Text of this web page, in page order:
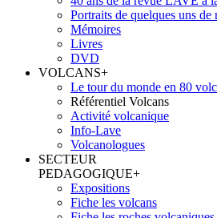
Portraits de quelques uns de
Mémoires
Livres
DVD
VOLCANS+
Le tour du monde en 80
Référentiel Volcans
Activité volcanique
Info-Lave
Volcanologues
SECTEUR
PEDAGOGIQUE+
Expositions
Fiche les volcans